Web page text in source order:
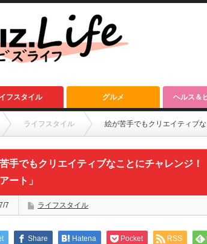
フスタイル グルメ ヘルス＆
ライフスタイル 絵が苦手でもクリエイティブ
手でもクリエイティブなことにチャレンジ
ート」
7 ライフスタイル
Share Hatena Pocket RSS